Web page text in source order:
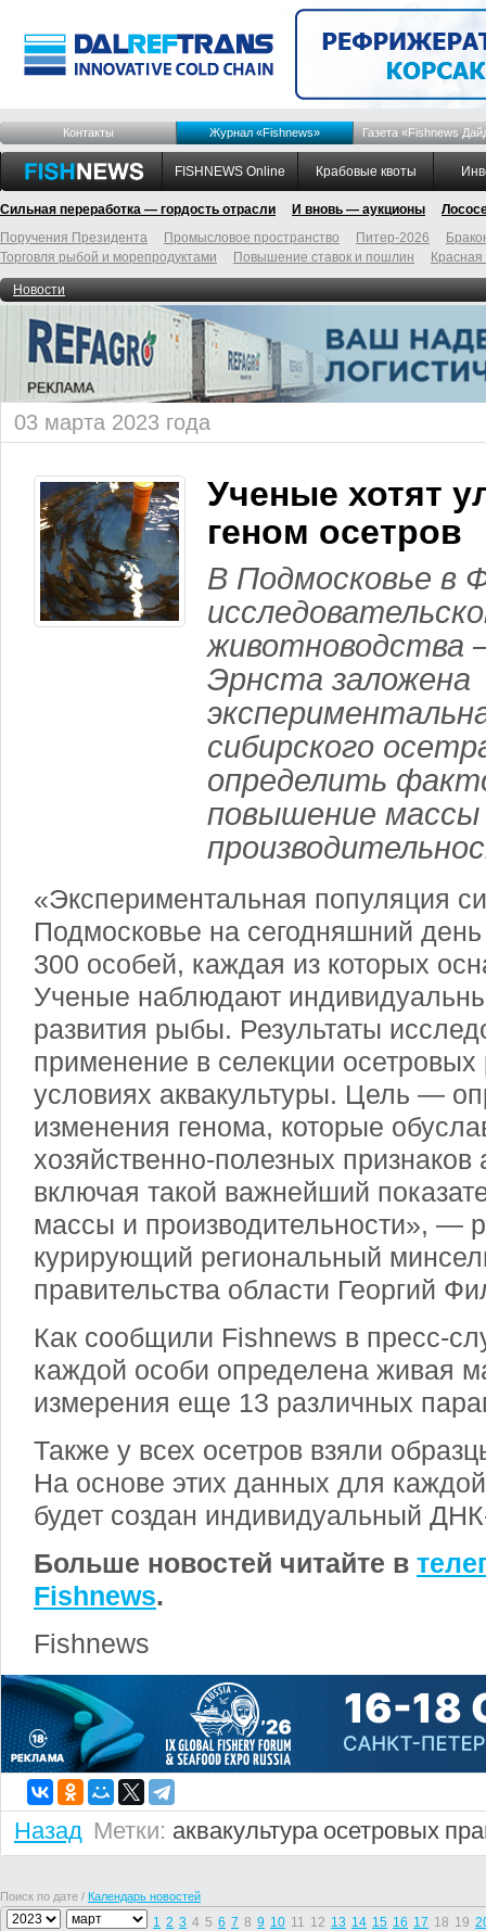
Контакты Журнал «Fishnews» Газета «Fishnews
FISHNEWS Online Крабовые квоты
Сильная переработка — гордость отрасли И вновь — аукционы
Поручения Президента
Промысловое пространство Питер-2026
Торговля рыбой и морепродуктами
Повышение ставок и пошлин
Новости
03 марта 2023 года
Ученые хотят
геном осетров
В Подмосковье в
Эрнста заложена
сибирского
определить
повышение массы
«Экспериментальная популяция
Подмосковье на сегодняшний
300 особей, каждая из которых
Ученые наблюдают
развития рыбы. Результаты
применение в селекции
условиях аквакультуры. Цель —
изменения генома, которые
хозяйственно-полезных признаков
включая такой важнейший
массы и производительности», —
курирующий региональный
правительства области Георгий
Как сообщили Fishnews в пресс-
каждой особи определена живая
измерения еще 13 различных
Также у всех осетров взяли
На основе этих данных для
будет создан индивидуальный
Больше новостей читайте в
Fishnews.
Fishnews
Назад Метки: аквакультура осетровых
Поиск по дате / Календарь новостей
1 2 3 4 5 6 7 8 9 10 11 12 13 14 15 16 17 18 19